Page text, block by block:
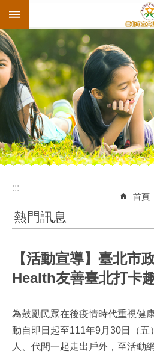
跳到主要內容區塊
:::
首頁
熱門訊息
【活動宣導】臺北市
Health友善臺北打卡
為鼓勵民眾在後疫情時代重視健
動自即日起至111年9月30日（五
人、代間一起走出戶外，至活動